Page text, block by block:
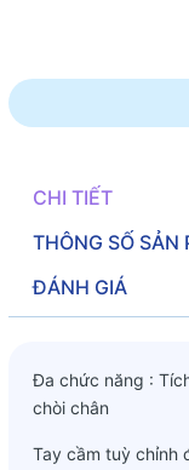
CHI TIẾT
THÔNG SỐ SẢN
ĐÁNH GIÁ
Đa chức năng :
chòi chân
Tay cầm tuỳ chỉnh